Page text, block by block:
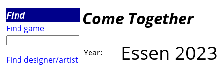
Find
Find game
Find designer/artist
Come Together
Year: Essen 2023